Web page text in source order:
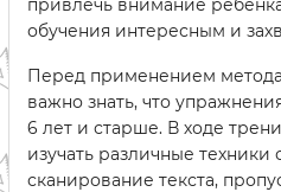
привлечь внимание
обучения интересным и
Перед применением
важно знать, что
6 лет и старше. В ходе
изучать различные техники
сканирование текста,